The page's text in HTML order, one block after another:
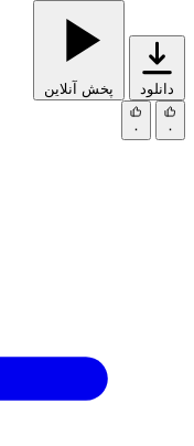
دانلود پخش آنلاین
۰ ۰